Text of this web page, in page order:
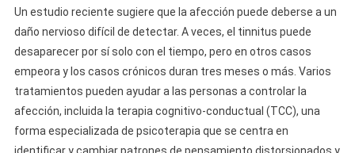
Un estudio reciente sugiere que la afección puede deberse a un
daño nervioso difícil de detectar. A veces, el tinnitus puede
desaparecer por sí solo con el tiempo, pero en otros casos
empeora y los casos crónicos duran tres meses o más. Varios
tratamientos pueden ayudar a las personas a controlar la
afección, incluida la terapia cognitivo-conductual (TCC), una
forma especializada de psicoterapia que se centra en